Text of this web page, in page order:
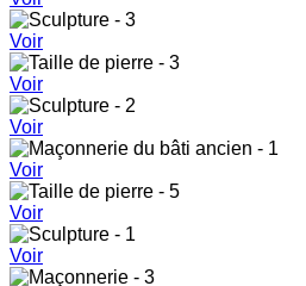
Voir
Voir
Voir
Voir
Voir
Voir